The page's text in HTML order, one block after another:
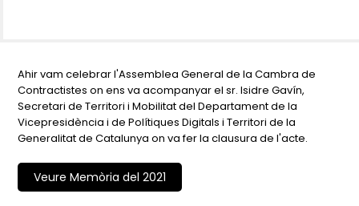
Ahir vam celebrar l'Assemblea General de la Cambra de
Contractistes on ens va acompanyar el sr. Isidre Gavín,
Secretari de Territori i Mobilitat del Departament de la
Vicepresidència i de Polítiques Digitals i Territori de la
Generalitat de Catalunya on va fer la clausura de l'acte.
Veure Memòria del 2021